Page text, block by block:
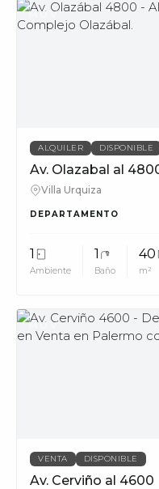
MUV
ALQUILER DISPONIBLE
Av. Olazabal al
Villa Urquiza
DEPARTAMENTO
1
Ambiente
1
Baño
40
m²
MUV
VENTA DISPONIBLE
Av. Cerviño al 4600